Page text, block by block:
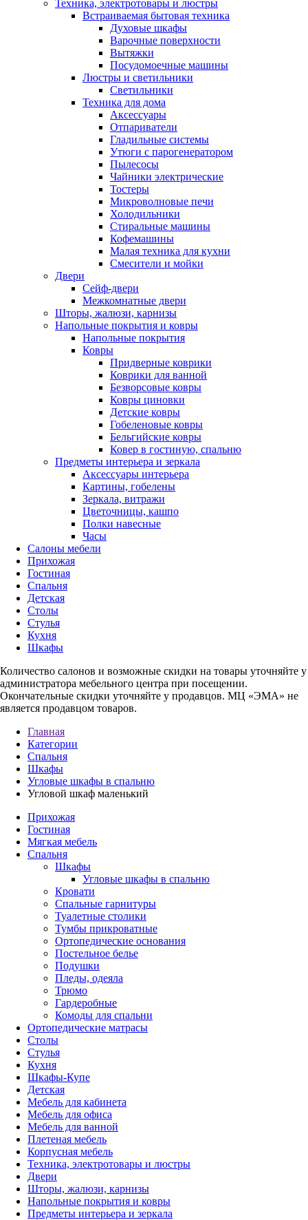
Техника, электротовары и люстры
Встраиваемая бытовая техника
Духовые шкафы
Варочные поверхности
Вытяжки
Посудомоечные машины
Люстры и светильники
Светильники
Техника для дома
Аксессуары
Отпариватели
Гладильные системы
Утюги с парогенератором
Пылесосы
Чайники электрические
Тостеры
Микроволновые печи
Холодильники
Стиральные машины
Кофемашины
Малая техника для кухни
Смесители и мойки
Двери
Сейф-двери
Межкомнатные двери
Шторы, жалюзи, карнизы
Напольные покрытия и ковры
Напольные покрытия
Ковры
Придверные коврики
Коврики для ванной
Безворсовые ковры
Ковры циновки
Детские ковры
Гобеленовые ковры
Бельгийские ковры
Ковер в гостиную, спальню
Предметы интерьера и зеркала
Аксессуары интерьера
Картины, гобелены
Зеркала, витражи
Цветочницы, кашпо
Полки навесные
Часы
Салоны мебели
Прихожая
Гостиная
Спальня
Детская
Столы
Стулья
Кухня
Шкафы
Количество салонов и возможные скидки на товары уточняйте у
администратора мебельного центра при посещении.
Окончательные скидки уточняйте у продавцов. МЦ «ЭМА» не
является продавцом товаров.
Главная
Категории
Спальня
Шкафы
Угловые шкафы в спальню
Угловой шкаф маленький
Прихожая
Гостиная
Мягкая мебель
Спальня
Шкафы
Угловые шкафы в спальню
Кровати
Спальные гарнитуры
Туалетные столики
Тумбы прикроватные
Ортопедические основания
Постельное белье
Подушки
Пледы, одеяла
Трюмо
Гардеробные
Комоды для спальни
Ортопедические матрасы
Столы
Стулья
Кухня
Шкафы-Купе
Детская
Мебель для кабинета
Мебель для офиса
Мебель для ванной
Плетеная мебель
Корпусная мебель
Техника, электротовары и люстры
Двери
Шторы, жалюзи, карнизы
Напольные покрытия и ковры
Предметы интерьера и зеркала